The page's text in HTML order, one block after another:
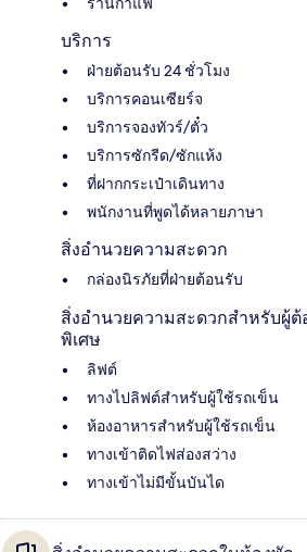
บริการ
ฝ่ายต้อนรับ 24 ชั่วโมง
บริการคอนเซียร์จ
บริการจองทัวร์/ตั๋ว
บริการซักรีด/ซักแห้ง
ที่ฝากกระเป๋าเดินทาง
พนักงานที่พูดได้หลายภาษา
สิ่งอำนวยความสะดวก
กล่องนิรภัยที่ฝ่ายต้อนรับ
สิ่งอำนวยความสะดวกสำหรับผู้ต้
พิเศษ
ลิฟต์
ทางไปลิฟต์สำหรับผู้ใช้รถเข็น
ห้องอาหารสำหรับผู้ใช้รถเข็น
ทางเข้าติดไฟส่องสว่าง
ทางเข้าไม่มีขั้นบันได